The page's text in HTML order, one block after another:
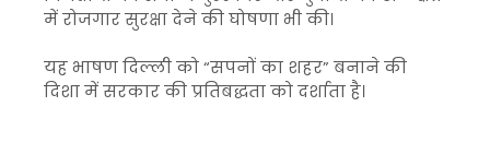
में रोजगार सुरक्षा देने की घोषणा भी की।
यह भाषण दिल्ली को “सपनों का शहर” बनाने की
दिशा में सरकार की प्रतिबद्धता को दर्शाता है।